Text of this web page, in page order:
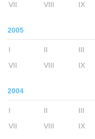
VII
VIII IX
2005
I II III
VII
VIII IX
2004
I II III
VII
VIII IX